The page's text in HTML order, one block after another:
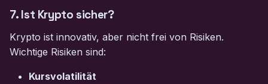
7. Ist Krypto sicher?
Krypto ist innovativ, aber nicht frei von Risiken.
Wichtige Risiken sind:
Kursvolatilität